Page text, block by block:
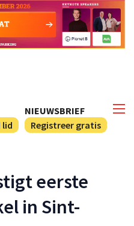
NIEUWSBRIEF
Registreer gratis
lid
eerste
in Sint-